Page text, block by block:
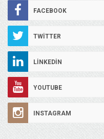
FACEBOOK
TWITTER
LINKEDIN
YOUTUBE
INSTAGRAM